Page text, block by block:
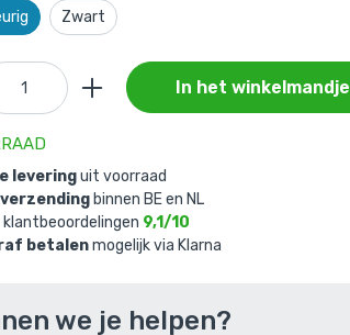
Zwart
In het winkelmandje
leveringuit voorraad
binnen BE en NL
klantbeoordelingen 9,1/10
betalenmogelijk via Klarna
we je helpen?
aan je